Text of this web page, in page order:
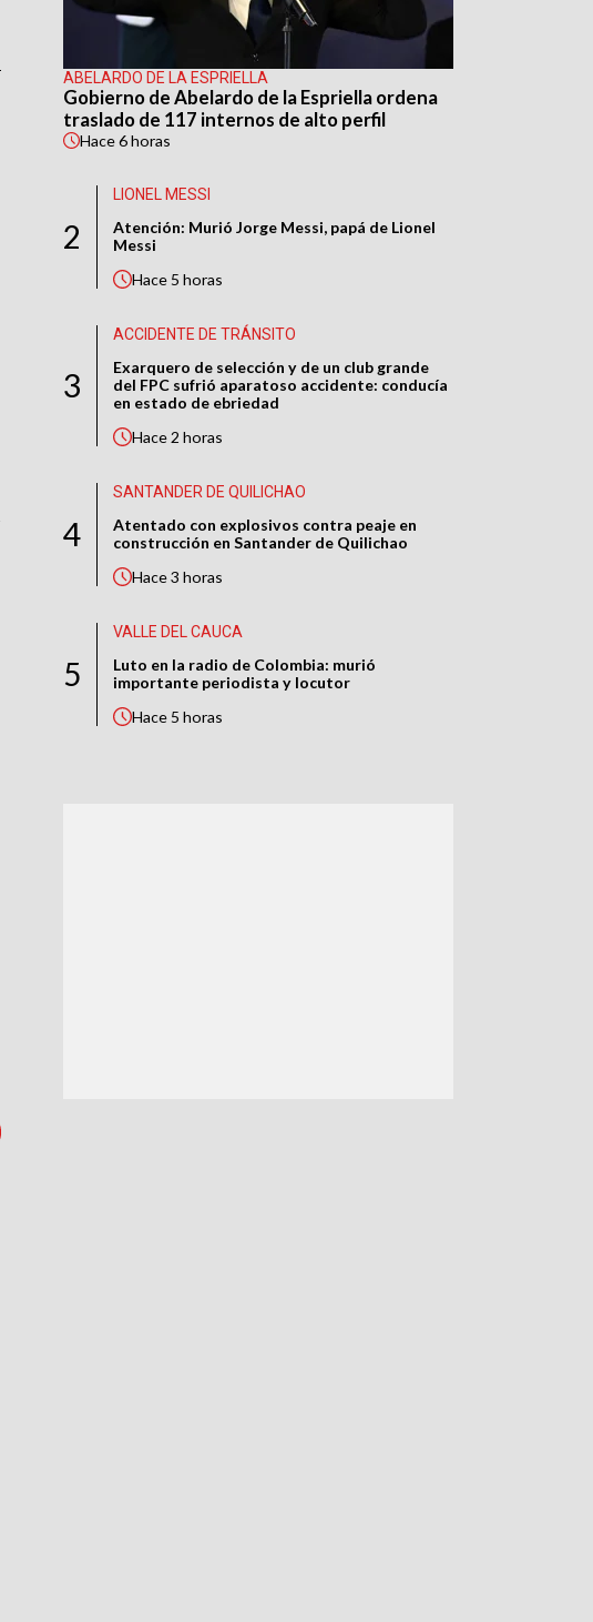
ABELARDO DE LA ESPRIELLA
Gobierno de Abelardo de la Espriella ordena
traslado de 117 internos de alto perfil
Hace6 horas
2
LIONEL MESSI
Atención: Murió Jorge Messi, papá de Lionel
Messi
Hace 5 horas
3
ACCIDENTE DE TRÁNSITO
Exarquero de selección y de un club grande
del FPC sufrió aparatoso accidente: conducía
en estado de ebriedad
Hace2 horas
4
SANTANDER DE QUILICHAO
Atentado con explosivos contra peaje en
construcción en Santander de Quilichao
Hace3 horas
5
VALLE DEL CAUCA
Luto en la radio de Colombia: murió
importante periodista y locutor
Hace 5 horas